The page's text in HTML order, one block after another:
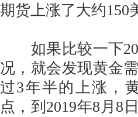
期货上涨了大约150
如果比较一下
况，就会发现黄金
过3年半的上涨，
点，到2019年8月8